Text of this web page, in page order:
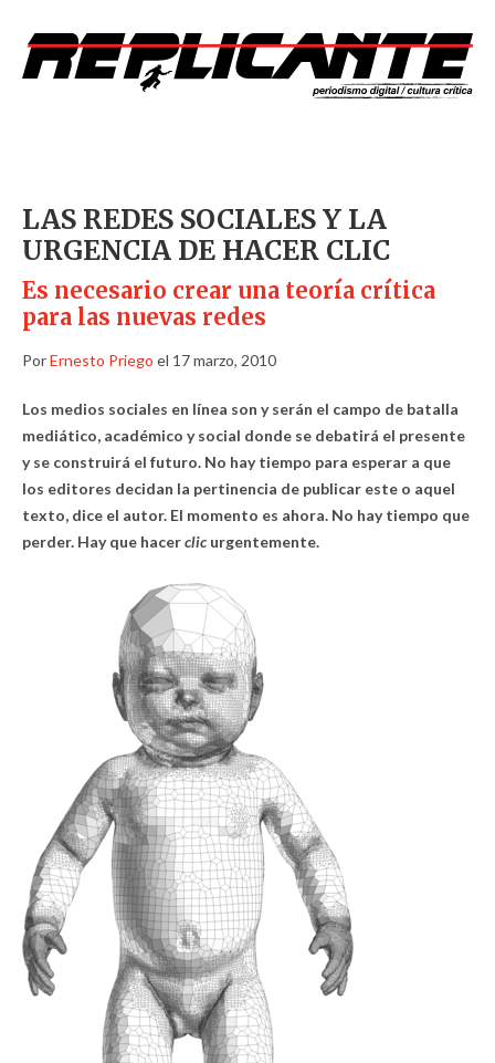
LAS REDES SOCIALES Y LA
URGENCIA DE HACER CLIC
Es necesario crear una teoría crítica
para las nuevas redes
PorErnesto Priego el 17 marzo, 2010
Los medios sociales en línea son y serán el campo de batalla
mediático, académico y social donde se debatirá el presente
y se construirá el futuro. No hay tiempo para esperar a que
los editores decidan la pertinencia de publicar este o aquel
texto, dice el autor. El momento es ahora. No hay tiempo que
perder. Hay que hacerclic urgentemente.